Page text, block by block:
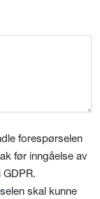
forespørselen
før inngåelse av
skal kunne